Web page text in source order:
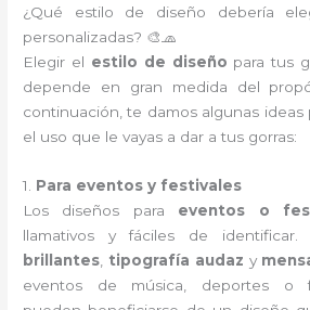
¿Qué estilo de diseño debería
personalizadas? 🎨🧢
Elegir el estilo de diseño para tus
depende en gran medida del
continuación, te damos algunas ideas
el uso que le vayas a dar a tus gorras:
1. Para eventos y festivales
Los diseños para eventos o
llamativos y fáciles de
brillantes tipografía audaz y
eventos de música, deportes o